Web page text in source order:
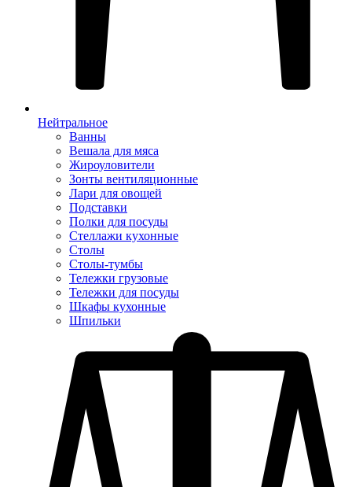
Нейтральное
Ванны
Вешала для мяса
Жироуловители
Зонты вентиляционные
Лари для овощей
Подставки
Полки для посуды
Стеллажи кухонные
Столы
Столы-тумбы
Тележки грузовые
Тележки для посуды
Шкафы кухонные
Шпильки